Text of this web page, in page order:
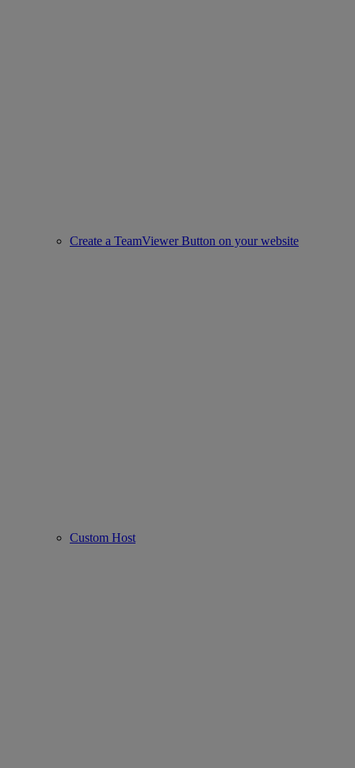
Create a TeamViewer Button on your website
Custom Host